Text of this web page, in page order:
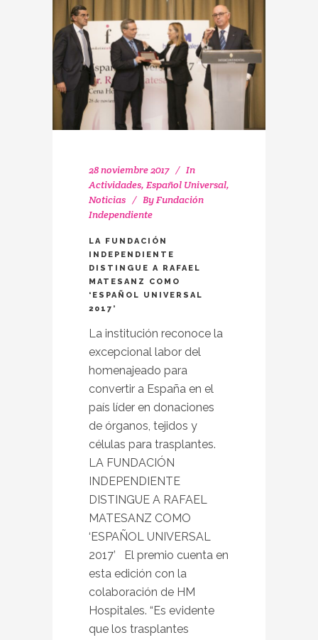
28 noviembre 2017
In
Actividades, Español Universal,
Noticias
ByFundación
Independiente
LA FUNDACIÓN
INDEPENDIENTE
DISTINGUE A RAFAEL
MATESANZ COMO
‘ESPAÑOL UNIVERSAL
2017’
La institución reconoce la
excepcional labor del
homenajeado para
convertir a España en el
país líder en donaciones
de órganos, tejidos y
células para trasplantes.
LA FUNDACIÓN
INDEPENDIENTE
DISTINGUE A RAFAEL
MATESANZ COMO
‘ESPAÑOL UNIVERSAL
2017’ El premio cuenta en
esta edición con la
colaboración de HM
Hospitales. “Es evidente
que los trasplantes